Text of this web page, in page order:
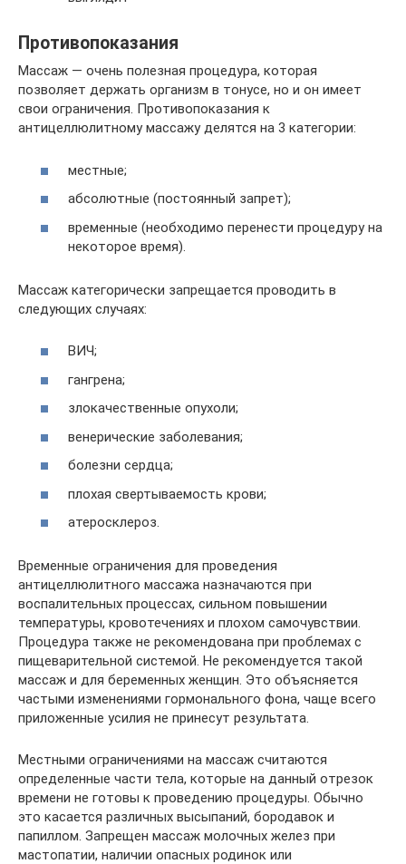
Противопоказания
Массаж — очень полезная процедура, которая
позволяет держать организм в тонусе, но и он имеет
свои ограничения. Противопоказания к
антицеллюлитному массажу делятся на 3 категории:
местные;
абсолютные (постоянный запрет);
временные (необходимо перенести процедуру на
некоторое время).
Массаж категорически запрещается проводить в
следующих случаях:
ВИЧ;
гангрена;
злокачественные опухоли;
венерические заболевания;
болезни сердца;
плохая свертываемость крови;
атеросклероз.
Временные ограничения для проведения
антицеллюлитного массажа назначаются при
воспалительных процессах, сильном повышении
температуры, кровотечениях и плохом самочувствии.
Процедура также не рекомендована при проблемах с
пищеварительной системой. Не рекомендуется такой
массаж и для беременных женщин. Это объясняется
частыми изменениями гормонального фона, чаще всего
приложенные усилия не принесут результата.
Местными ограничениями на массаж считаются
определенные части тела, которые на данный отрезок
времени не готовы к проведению процедуры. Обычно
это касается различных высыпаний, бородавок и
папиллом. Запрещен массаж молочных желез при
мастопатии, наличии опасных родинок или